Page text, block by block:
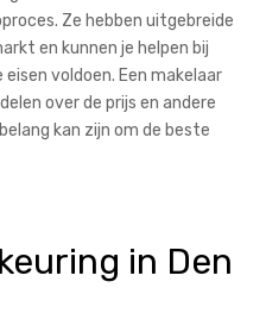
Ze hebben uitgebreide
en kunnen je helpen bij
voldoen. Een makelaar
over de prijs en andere
kan zijn om de beste
in Den